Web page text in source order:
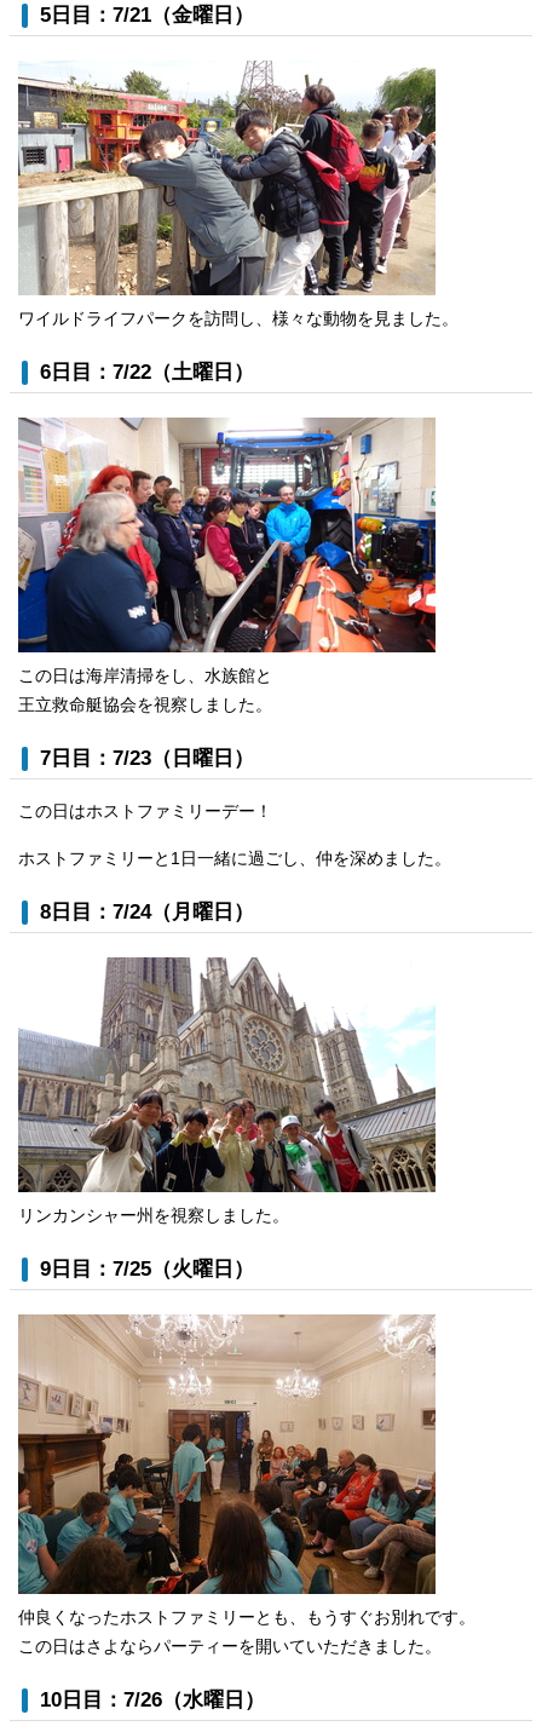
5日目：7/21（金曜日）
ワイルドライフパークを訪問し、様々な動物を見ました。
6日目：7/22（土曜日）
この日は海岸清掃をし、水族館と
王立救命艇協会を視察しました。
7日目：7/23（日曜日）
この日はホストファミリーデー！
ホストファミリーと1日一緒に過ごし、仲を深めました。
8日目：7/24（月曜日）
リンカンシャー州を視察しました。
9日目：7/25（火曜日）
仲良くなったホストファミリーとも、もうすぐお別れです。
この日はさよならパーティーを開いていただきました。
10日目：7/26（水曜日）